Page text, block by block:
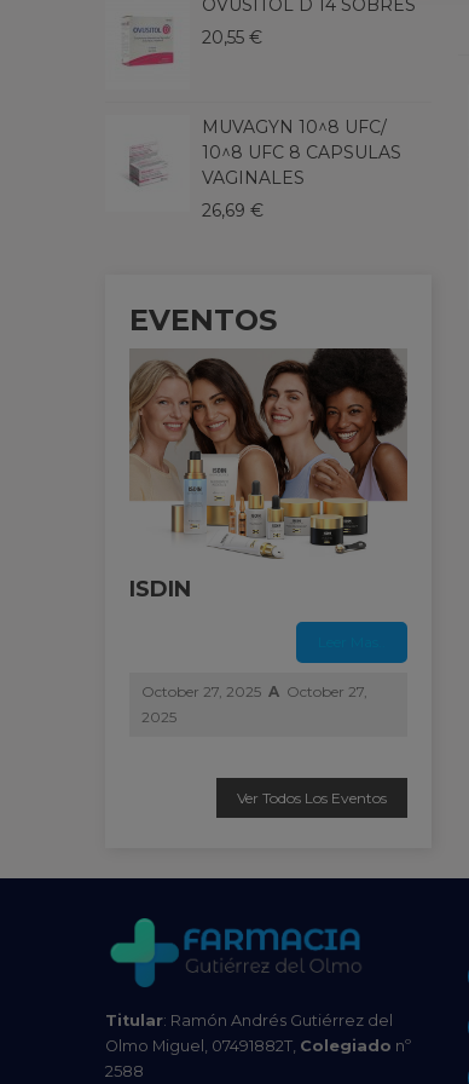
OVUSITOL D 14 SOBRES
20,55 €
MUVAGYN 10^8 UFC/
10^8 UFC 8 CAPSULAS
VAGINALES
26,69 €
EVENTOS
ISDIN
October 27, 2025 A October 27,
2025
Ver Todos Los Eventos
Titular: Ramón Andrés Gutiérrez del
Olmo Miguel, 07491882T, Colegiado nº
2588